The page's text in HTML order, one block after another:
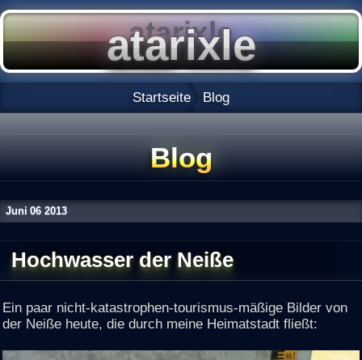
Startseite Blog
Blog
Juni 06 2013
Hochwasser der Neiße
Ein paar nicht-katastrophen-tourismus-mäßige Bilder von
der Neiße heute, die durch meine Heimatstadt fließt: